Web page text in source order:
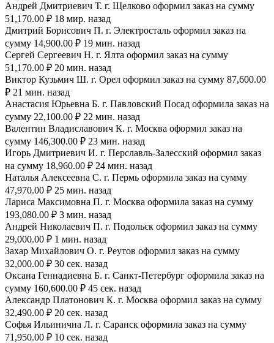
Андрей Дмитриевич Т. г. Щелково оформил заказ на сумму
51,170.00 ₽ 18 мир. назад
Дмитрий Борисович П. г. Электросталь оформил заказ на
сумму 14,900.00 ₽ 19 мин. назад
Сергей Сергеевич Н. г. Ялта оформил заказ на сумму
51,170.00 ₽ 20 мин. назад
Виктор Кузьмич Ш. г. Орел оформил заказ на сумму 87,600.00
₽ 21 мин. назад
Анастасия Юрьевна Б. г. Павловский Посад оформила заказ на
сумму 22,100.00 ₽ 22 мин. назад
Валентин Владиславович К. г. Москва оформил заказ на
сумму 146,300.00 ₽ 23 мин. назад
Игорь Дмитриевич И. г. Перславль-Залесский оформил заказ
на сумму 18,960.00 ₽ 24 мин. назад
Наталья Алексеевна С. г. Пермь оформила заказ на сумму
47,970.00 ₽ 25 мин. назад
Лариса Максимовна П. г. Москва оформила заказ на сумму
193,080.00 ₽ 3 мин. назад
Андрей Николаевич П. г. Подольск оформил заказ на сумму
29,000.00 ₽ 1 мин. назад
Захар Михайлович О. г. Реутов оформил заказ на сумму
32,000.00 ₽ 30 сек. назад
Оксана Геннадиевна Б. г. Санкт-Петербург оформила заказ на
сумму 160,600.00 ₽ 45 сек. назад
Александр Платонович К. г. Москва оформил заказ на сумму
32,490.00 ₽ 20 сек. назад
Софья Ильинична Л. г. Саранск оформила заказ на сумму
71,950.00 ₽ 10 сек. назад